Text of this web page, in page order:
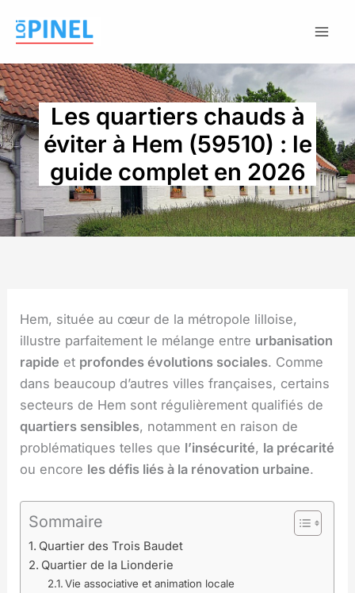
Les quartiers chauds à
éviter à Hem (59510) : le
guide complet en 2026
Hem, située au cœur de la métropole lilloise,
illustre parfaitement le mélange entre urbanisation
rapide et profondes évolutions sociales. Comme
dans beaucoup d’autres villes françaises, certains
secteurs de Hem sont régulièrement qualifiés de
quartiers sensibles, notamment en raison de
problématiques telles que l’insécurité, la précarité
ou encore les défis liés à la rénovation urbaine.
Sommaire
Quartier des Trois Baudet
Quartier de la Lionderie
Vie associative et animation locale